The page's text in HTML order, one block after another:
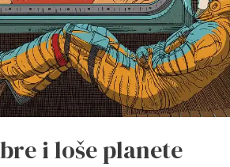
i loše planete